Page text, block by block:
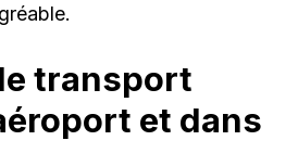
transport
et dans